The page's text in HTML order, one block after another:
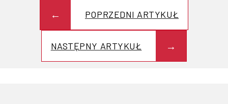
POPRZEDNI ARTYKUŁ
NASTĘPNY ARTYKUŁ